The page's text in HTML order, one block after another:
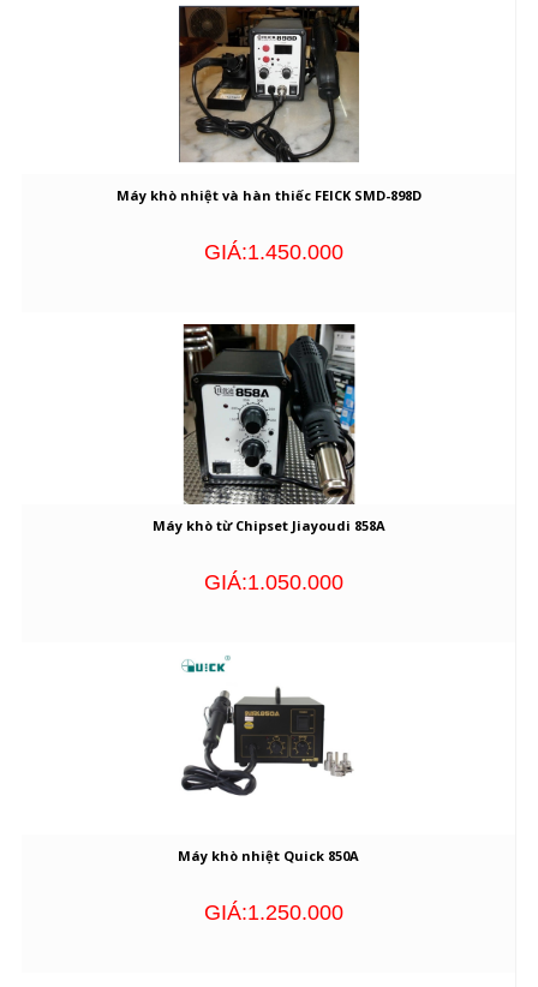
Máy khò nhiệt và hàn thiếc FEICK SMD-898D
GIÁ:1.450.000
Máy khò từ Chipset Jiayoudi 858A
GIÁ:1.050.000
Máy khò nhiệt Quick 850A
GIÁ:1.250.000